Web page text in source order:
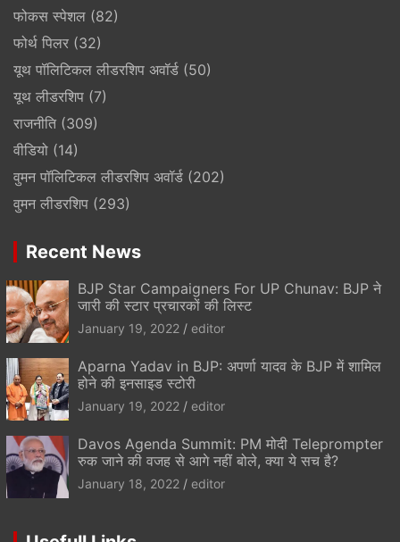
फोकस स्पेशल (82)
फोर्थ पिलर (32)
यूथ पॉलिटिकल लीडरशिप अवॉर्ड (50)
यूथ लीडरशिप (7)
राजनीति (309)
वीडियो (14)
वुमन पॉलिटिकल लीडरशिप अवॉर्ड (202)
वुमन लीडरशिप (293)
Recent News
BJP Star Campaigners For UP Chunav: BJP ने
जारी की स्टार प्रचारकों की लिस्ट
January 19, 2022 editor
Aparna Yadav in BJP: अपर्णा यादव के BJP में शामिल
होने की इनसाइड स्टोरी
January 19, 2022 editor
Davos Agenda Summit: PM मोदी Teleprompter
रुक जाने की वजह से आगे नहीं बोले, क्या ये सच है?
January 18, 2022 editor